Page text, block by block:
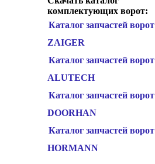
комплектующих ворот:
Каталог запчастей ворот
ZAIGER
Каталог запчастей ворот
ALUTECH
Каталог запчастей ворот
DOORHAN
Каталог запчастей ворот
HORMANN